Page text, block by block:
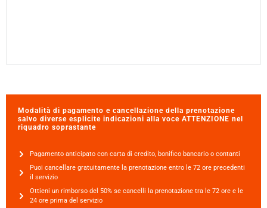
Modalità di pagamento e cancellazione della prenotazione
salvo diverse esplicite indicazioni alla voce ATTENZIONE nel
riquadro soprastante
Pagamento anticipato con carta di credito, bonifico bancario o contanti
Puoi cancellare gratuitamente la prenotazione entro le 72 ore precedenti
il servizio
Ottieni un rimborso del 50% se cancelli la prenotazione tra le 72 ore e le
24 ore prima del servizio